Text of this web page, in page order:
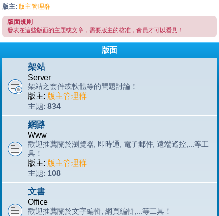
版主: 版主管理群
版面規則
發表在這些版面的主題或文章，需要版主的核准，會員才可以看見！
版面
架站
Server
架站之套件或軟體等的問題討論！
版主: 版主管理群
主題: 834
網路
Www
歡迎推薦關於瀏覽器, 即時通, 電子郵件, 遠端遙控,...等工
具！
版主: 版主管理群
主題: 108
文書
Office
歡迎推薦關於文字編輯, 網頁編輯,...等工具！